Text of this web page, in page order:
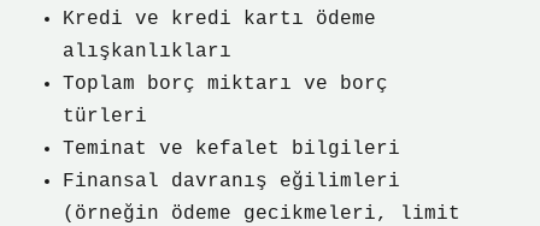
Kredi ve kredi kartı ödeme
alışkanlıkları
Toplam borç miktarı ve borç
türleri
Teminat ve kefalet bilgileri
Finansal davranış eğilimleri
(örneğin ödeme gecikmeleri, limit